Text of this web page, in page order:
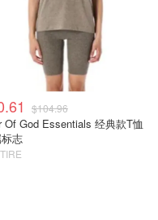
$104.96
Of God Essentials 经典款T恤
志